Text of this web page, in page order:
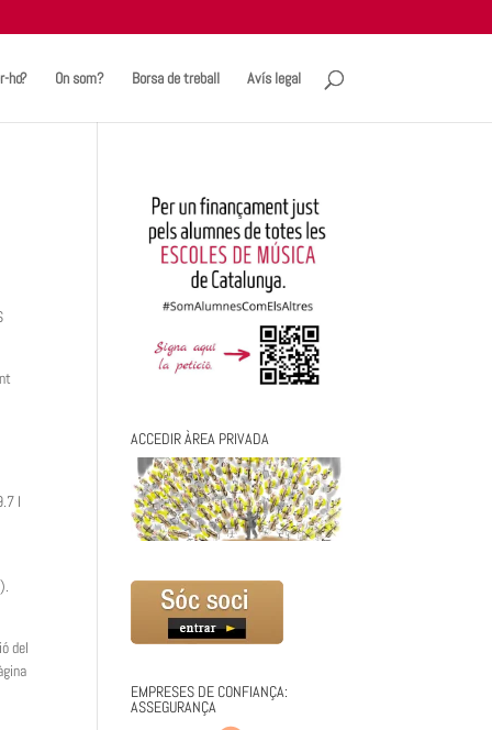
ho? On som? Borsa de treball Avís legal
I
del
ACCEDIR ÀREA PRIVADA
EMPRESES DE CONFIANÇA:
ASSEGURANÇA